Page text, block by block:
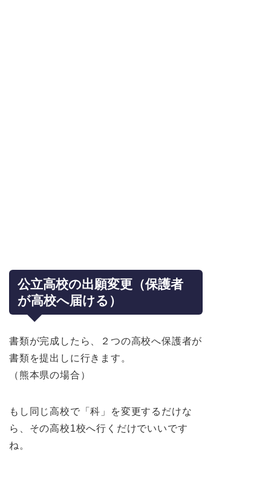
公立高校の出願変更（保護者
が高校へ届ける）
書類が完成したら、２つの高校へ保護者が
書類を提出しに行きます。
（熊本県の場合）
もし同じ高校で「科」を変更するだけな
ら、その高校1校へ行くだけでいいです
ね。